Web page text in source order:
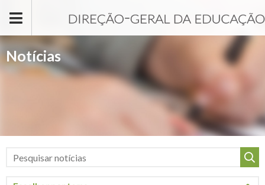
Notícias